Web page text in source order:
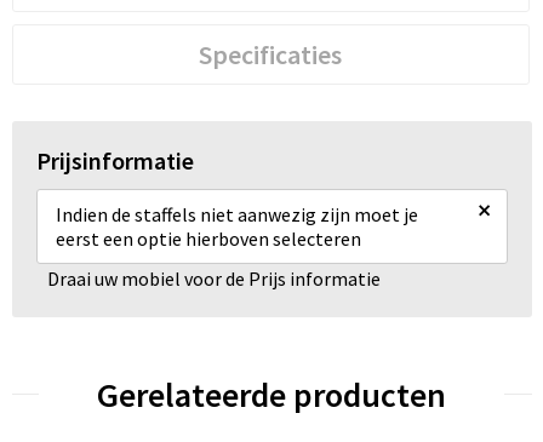
Specificaties
Prijsinformatie
Indien de staffels niet aanwezig zijn moet je
eerst een optie hierboven selecteren
×
Draai uw mobiel voor de Prijs informatie
Gerelateerde producten